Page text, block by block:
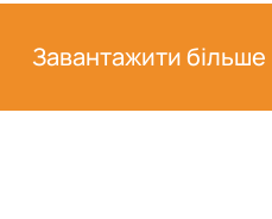
Завантажити більше